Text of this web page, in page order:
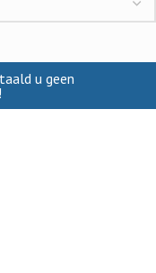
u geen